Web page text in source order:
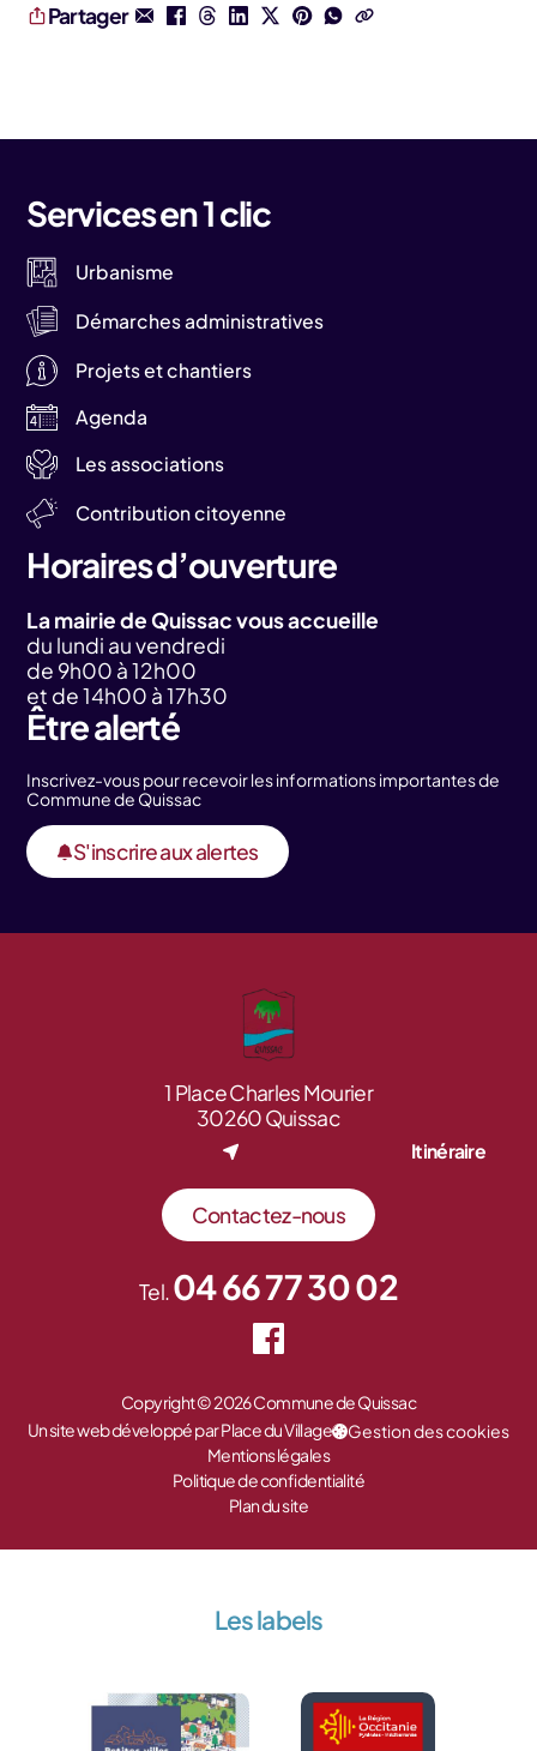
Partager
Services en 1 clic
Urbanisme
Démarches administratives
Projets et chantiers
Agenda
Les associations
Contribution citoyenne
Horaires d’ouverture
La mairie de Quissac vous accueille
du lundi au vendredi
de 9h00 à 12h00
et de 14h00 à 17h30
Être alerté
Inscrivez-vous pour recevoir les informations importantes de
Commune de Quissac
S'inscrire aux alertes
1 Place Charles Mourier
30260 Quissac
Itinéraire
Contactez-nous
Tel.04 66 77 30 02
Copyright © 2026 Commune de Quissac
Un site web développé par Place du Village
Gestion des cookies
Mentions légales
Politique de confidentialité
Plan du site
Les labels